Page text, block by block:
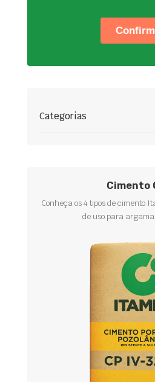
Categorias
Cimento
Conheça os 4 tipos de cimento
de uso para